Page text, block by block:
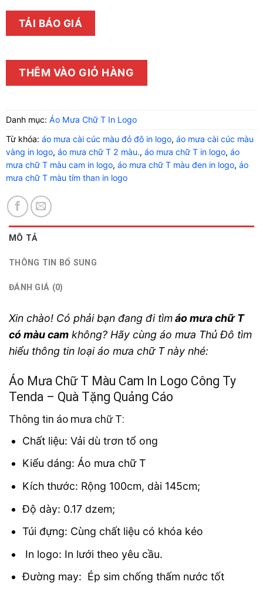
TẢI BÁO GIÁ
THÊM VÀO GIỎ HÀNG
Danh mục: Áo Mưa Chữ T In Logo
Từ khóa: áo mưa cài cúc màu đỏ đô in logo, áo mưa cài cúc màu
vàng in logo, áo mưa chữ T 2 màu., áo mưa chữ T in logo, áo
mưa chữ T màu cam in logo, áo mưa chữ T màu đen in logo, áo
mưa chữ T màu tím than in logo
MÔ TẢ
THÔNG TIN BỔ SUNG
ĐÁNH GIÁ (0)
Xin chào! Có phải bạn đang đi tìmáo mưa chữ T
có màu cam không? Hãy cùng áo mưa Thủ Đô tìm
hiểu thông tin loại áo mưa chữ T này nhé:
Áo Mưa Chữ T Màu Cam In Logo Công Ty
Tenda – Quà Tặng Quảng Cáo
Thông tin áo mưa chữ T:
Chất liệu: Vải dù trơn tổ ong
Kiểu dáng: Áo mưa chữ T
Kích thước: Rộng 100cm, dài 145cm;
Độ dày: 0.17 dzem;
Túi đựng: Cùng chất liệu có khóa kéo
In logo: In lưới theo yêu cầu.
Đường may: Ép sim chống thấm nước tốt